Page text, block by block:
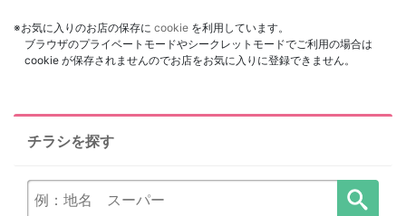
※お気に入りのお店の保存に cookie を利用しています。
ブラウザのプライベートモードやシークレットモードでご利用の場合は
cookie が保存されませんのでお店をお気に入りに登録できません。
チラシを探す